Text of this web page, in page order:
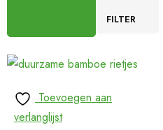
FILTER
Toevoegen aan
verlanglijst